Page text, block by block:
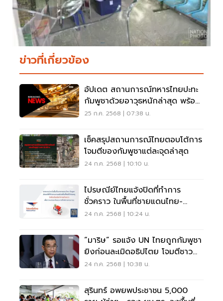
ข่าวที่เกี่ยวข้อง
อัปเดต สถานการณ์ทหารไทยปะทะ
กัมพูชาด้วยอาวุธหนักล่าสุด พร้อม
ไทม์ไลน์สำคัญ
25 ก.ค. 2568 | 07:38 น.
เช็คสรุปสถานการณ์ไทยตอบโต้การ
โจมตีของกัมพูชาแต่ละจุดล่าสุด
24 ก.ค. 2568 | 10:10 น.
ไปรษณีย์ไทยแจ้งปิดที่ทำการ
ชั่วคราว ในพื้นที่ชายแดนไทย-
กัมพูชา
24 ก.ค. 2568 | 10:24 น.
“มาริษ” รอแจ้ง UN ไทยถูกกัมพูชา
ยิงก่อนละเมิดอธิปไตย โจมตีชาว
บ้าน-รพ.
24 ก.ค. 2568 | 10:38 น.
สุรินทร์ อพยพประชาชน 5,000